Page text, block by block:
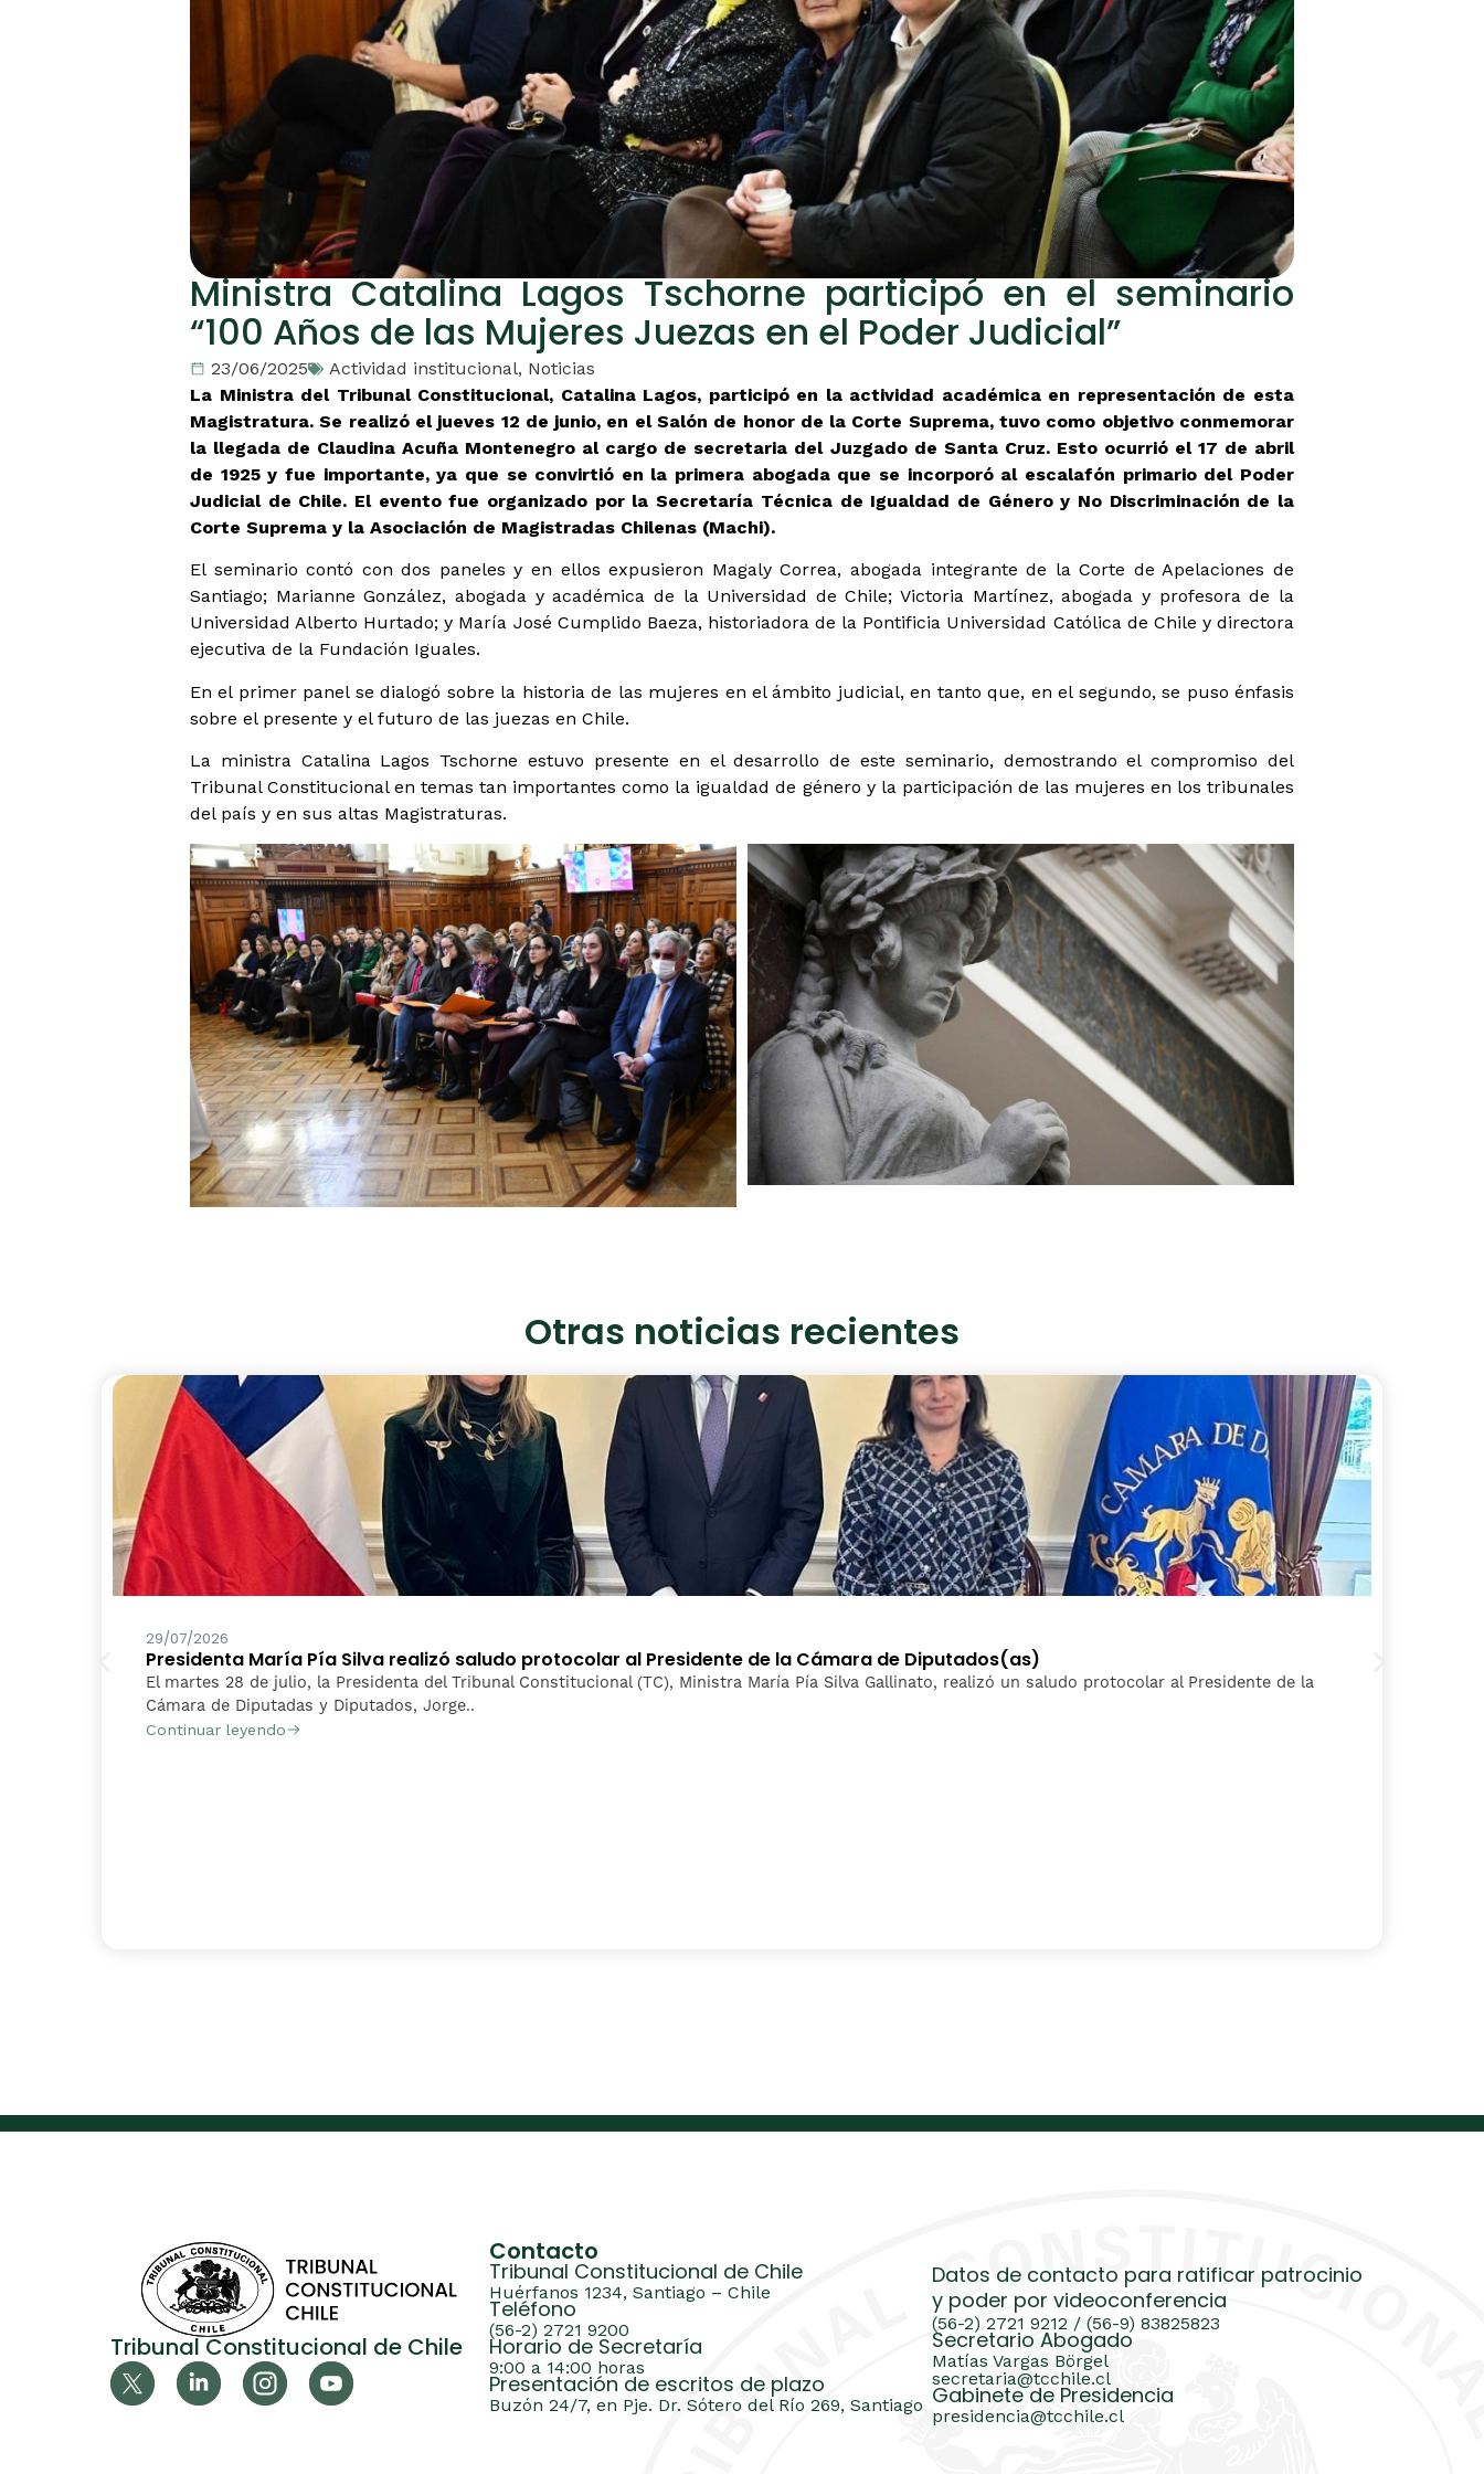
Ministra Catalina Lagos Tschorne participó en el seminario
“100 Años de las Mujeres Juezas en el Poder Judicial”
23/06/2025 Actividad institucional, Noticias
La Ministra del Tribunal Constitucional, Catalina Lagos, participó en la actividad académica en representación de esta
Magistratura. Se realizó el jueves 12 de junio, en el Salón de honor de la Corte Suprema, tuvo como objetivo conmemorar
la llegada de Claudina Acuña Montenegro al cargo de secretaria del Juzgado de Santa Cruz. Esto ocurrió el 17 de abril
de 1925 y fue importante, ya que se convirtió en la primera abogada que se incorporó al escalafón primario del Poder
Judicial de Chile. El evento fue organizado por la Secretaría Técnica de Igualdad de Género y No Discriminación de la
Corte Suprema y la Asociación de Magistradas Chilenas (Machi).
El seminario contó con dos paneles y en ellos expusieron Magaly Correa, abogada integrante de la Corte de Apelaciones de
Santiago; Marianne González, abogada y académica de la Universidad de Chile; Victoria Martínez, abogada y profesora de la
Universidad Alberto Hurtado; y María José Cumplido Baeza, historiadora de la Pontificia Universidad Católica de Chile y directora
ejecutiva de la Fundación Iguales.
En el primer panel se dialogó sobre la historia de las mujeres en el ámbito judicial, en tanto que, en el segundo, se puso énfasis
sobre el presente y el futuro de las juezas en Chile.
La ministra Catalina Lagos Tschorne estuvo presente en el desarrollo de este seminario, demostrando el compromiso del
Tribunal Constitucional en temas tan importantes como la igualdad de género y la participación de las mujeres en los tribunales
del país y en sus altas Magistraturas.
Otras noticias recientes
29/07/2026
Presidenta María Pía Silva realizó saludo protocolar al Presidente de la Cámara de Diputados(as)
El martes 28 de julio, la Presidenta del Tribunal Constitucional (TC), Ministra María Pía Silva Gallinato, realizó un saludo protocolar al Presidente de la
Cámara de Diputadas y Diputados, Jorge..
Continuar leyendo
Tribunal Constitucional de Chile
Contacto
Tribunal Constitucional de Chile
Huérfanos 1234, Santiago – Chile
Teléfono
(56-2) 2721 9200
Horario de Secretaría
9:00 a 14:00 horas
Presentación de escritos de plazo
Buzón 24/7, en Pje. Dr. Sótero del Río 269, Santiago
Datos de contacto para ratificar patrocinio
y poder por videoconferencia
(56-2) 2721 9212 / (56-9) 83825823
Secretario Abogado
Matías Vargas Börgel
secretaria@tcchile.cl
Gabinete de Presidencia
presidencia@tcchile.cl